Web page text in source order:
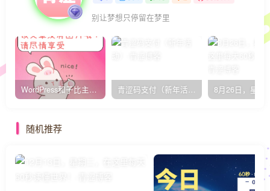
别让梦想只停留在梦里
WordPress和子比主题模板&网站美化方法教程-已更新到:23-01-8 青涩码支付（新年活动）
随机推荐